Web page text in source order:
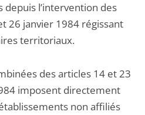
l’intervention des
26 janvier 1984 régissant
territoriaux.
des articles 14 et 23
imposent directement
non affiliés